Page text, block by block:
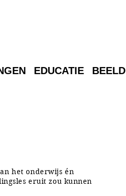
EDUCATIE BEELD
het onderwijs én
eruit zou kunnen